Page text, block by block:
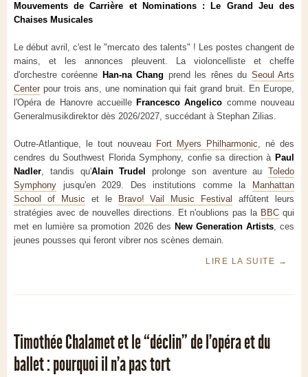
Mouvements de Carrière et Nominations : Le Grand Jeu des
Chaises Musicales
Le début avril, c'est le "mercato des talents" ! Les postes changent de
mains, et les annonces pleuvent. La violoncelliste et cheffe
d'orchestre coréenne Han-na Chang prend les rênes du Seoul Arts
Center pour trois ans, une nomination qui fait grand bruit. En Europe,
l'Opéra de Hanovre accueille Francesco Angelico comme nouveau
Generalmusikdirektor dès 2026/2027, succédant à Stephan Zilias.
Outre-Atlantique, le tout nouveau Fort Myers Philharmonic, né des
cendres du Southwest Florida Symphony, confie sa direction à Paul
Nadler, tandis qu'Alain Trudel prolonge son aventure au Toledo
Symphony jusqu'en 2029. Des institutions comme la
Manhattan
School of Music et le Bravo! Vail Music Festival
affûtent leurs
stratégies avec de nouvelles directions. Et n'oublions pas la BBC qui
met en lumière sa promotion 2026 des New Generation Artists, ces
jeunes pousses qui feront vibrer nos scènes demain.
LIRE LA SUITE →
Timothée Chalamet et le “déclin” de l’opéra et du
ballet : pourquoi il n’a pas tort